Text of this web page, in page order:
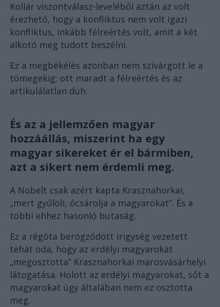
Kollár viszontválasz-leveléből aztán az volt
érezhető, hogy a konfliktus nem volt igazi
konfliktus, inkább félreértés volt, amit a két
alkotó meg tudott beszélni.
Ez a megbékélés azonban nem szivárgott le a
tömegekig: ott maradt a félreértés és az
artikulálatlan düh.
És az a jellemzően magyar
hozzáállás, miszerint ha egy
magyar sikereket ér el bármiben,
azt a sikert nem érdemli meg.
A Nobelt csak azért kapta Krasznahorkai,
„mert gyűlöli, ócsárolja a magyarokat”. És a
többi ehhez hasonló butaság.
Ez a régóta berögződött irigység vezetett
tehát oda, hogy az erdélyi magyarokat
„megosztotta” Krasznahorkai marosvásárhelyi
látogatása. Holott az erdélyi magyarokat, sőt a
magyarokat úgy általában nem ez osztotta
meg.